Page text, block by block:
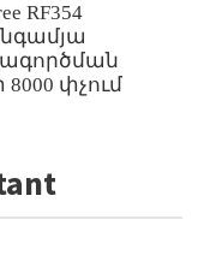
RF354
8000 փչում